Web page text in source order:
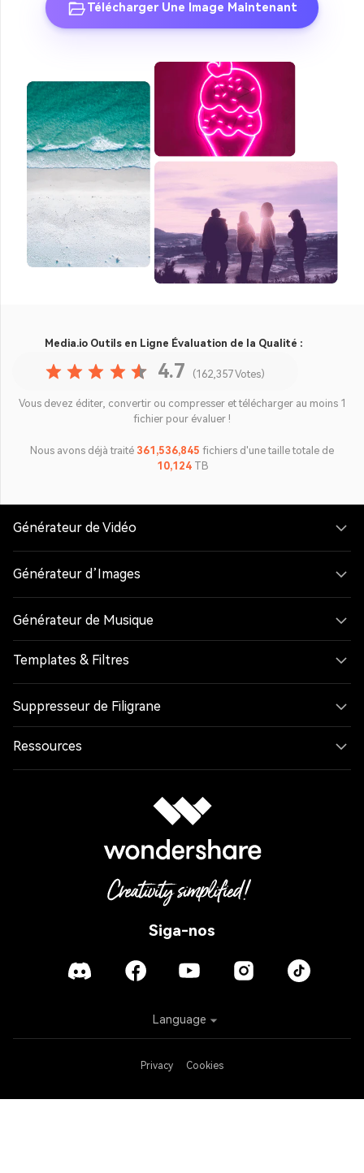
Télécharger Une Image Maintenant
Media.io Outils en Ligne Évaluation de la Qualité :
4.7 (162,357 Votes)
Vous devez éditer, convertir ou compresser et télécharger au moins 1
fichier pour évaluer !
Nous avons déjà traité 361,536,860 fichiers d'une taille totale de
10,124TB
Siga-nos
Générateur de Vidéo
Générateur d’Images
Générateur de Musique
Templates & Filtres
Suppresseur de Filigrane
Ressources
Privacy Cookies
Language